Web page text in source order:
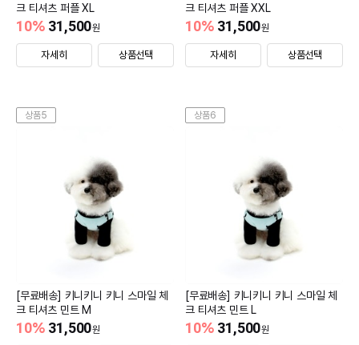
크 티셔츠 퍼플 XL
31,500원
10%
자세히 상품선택
크 티셔츠 퍼플 XXL
31,500원
10%
자세히 상품선택
상품5
[무료배송] 키니키니 키니 스마일 체
크 티셔츠 민트 M
31,500원
10%
상품6
[무료배송] 키니키니 키니 스마일 체
크 티셔츠 민트 L
31,500원
10%